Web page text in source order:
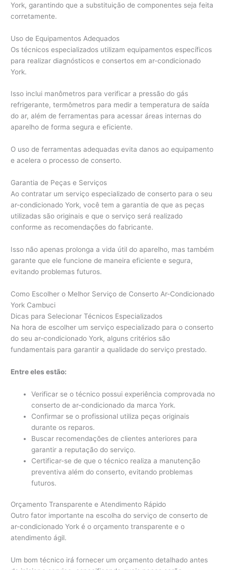
York, garantindo que a substituição de componentes seja feita
corretamente.
Uso de Equipamentos Adequados
Os técnicos especializados utilizam equipamentos específicos
para realizar diagnósticos e consertos em ar-condicionado
York.
Isso inclui manômetros para verificar a pressão do gás
refrigerante, termômetros para medir a temperatura de saída
do ar, além de ferramentas para acessar áreas internas do
aparelho de forma segura e eficiente.
O uso de ferramentas adequadas evita danos ao equipamento
e acelera o processo de conserto.
Garantia de Peças e Serviços
Ao contratar um serviço especializado de conserto para o seu
ar-condicionado York, você tem a garantia de que as peças
utilizadas são originais e que o serviço será realizado
conforme as recomendações do fabricante.
Isso não apenas prolonga a vida útil do aparelho, mas também
garante que ele funcione de maneira eficiente e segura,
evitando problemas futuros.
Como Escolher o Melhor Serviço de Conserto Ar-Condicionado
York Cambuci
Dicas para Selecionar Técnicos Especializados
Na hora de escolher um serviço especializado para o conserto
do seu ar-condicionado York, alguns critérios são
fundamentais para garantir a qualidade do serviço prestado.
Entre eles estão:
Verificar se o técnico possui experiência comprovada no
conserto de ar-condicionado da marca York.
Confirmar se o profissional utiliza peças originais
durante os reparos.
Buscar recomendações de clientes anteriores para
garantir a reputação do serviço.
Certificar-se de que o técnico realiza a manutenção
preventiva além do conserto, evitando problemas
futuros.
Orçamento Transparente e Atendimento Rápido
Outro fator importante na escolha do serviço de conserto de
ar-condicionado York é o orçamento transparente e o
atendimento ágil.
Um bom técnico irá fornecer um orçamento detalhado antes